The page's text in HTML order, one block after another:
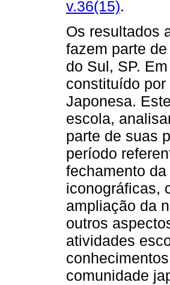
v.36(15).
Os resultados
fazem parte
do Sul, SP.
constituído
Japonesa.
escola,
parte de suas
período
fechamento
iconográficas,
ampliação da
outros
atividades
comunidade